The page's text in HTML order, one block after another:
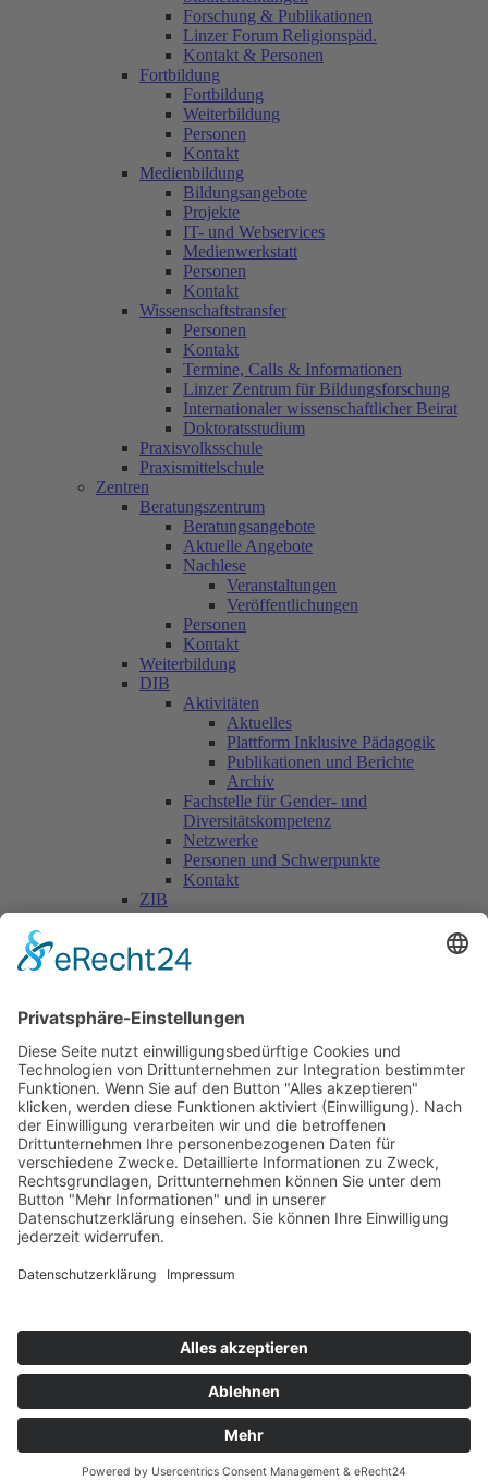
Forschung & Publikationen
Linzer Forum Religionspäd.
Kontakt & Personen
Fortbildung
Fortbildung
Weiterbildung
Personen
Kontakt
Medienbildung
Bildungsangebote
Projekte
IT- und Webservices
Medienwerkstatt
Personen
Kontakt
Wissenschaftstransfer
Personen
Kontakt
Termine, Calls & Informationen
Linzer Zentrum für Bildungsforschung
Internationaler wissenschaftlicher Beirat
Doktoratsstudium
Praxisvolksschule
Praxismittelschule
Zentren
Beratungszentrum
Beratungsangebote
Aktuelle Angebote
Nachlese
Veranstaltungen
Veröffentlichungen
Personen
Kontakt
Weiterbildung
DIB
Aktivitäten
Aktuelles
Plattform Inklusive Pädagogik
Publikationen und Berichte
Archiv
Fachstelle für Gender- und
Diversitätskompetenz
Netzwerke
Personen und Schwerpunkte
Kontakt
ZIB
Päd. Praktische Studien
Personen
Nationale Kooperationen
L.E.V.
Nachlese
Soziales Engagement
Materialien und Links
Personen
Kontakt
ÖKOLOG/PILGRIM
Aktuelles
Materialien & Links
Landes-ARGE-Lehrer:innengesundheit
PHDL-Chor
Improtheater
Kapelle
Weiße Galerie
Aktuelles
Veranstaltungen
Stellenausschreibungen